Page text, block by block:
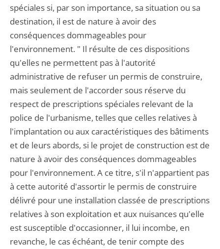
spéciales si, par son importance, sa situation ou sa
destination, il est de nature à avoir des
conséquences dommageables pour
l'environnement. " Il résulte de ces dispositions
qu'elles ne permettent pas à l'autorité
administrative de refuser un permis de construire,
mais seulement de l'accorder sous réserve du
respect de prescriptions spéciales relevant de la
police de l'urbanisme, telles que celles relatives à
l'implantation ou aux caractéristiques des bâtiments
et de leurs abords, si le projet de construction est de
nature à avoir des conséquences dommageables
pour l'environnement. A ce titre, s'il n'appartient pas
à cette autorité d'assortir le permis de construire
délivré pour une installation classée de prescriptions
relatives à son exploitation et aux nuisances qu'elle
est susceptible d'occasionner, il lui incombe, en
revanche, le cas échéant, de tenir compte des